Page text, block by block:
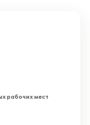
рабочих мест